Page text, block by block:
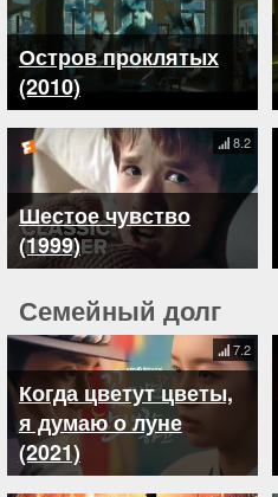
Остров проклятых
(2010)
Шестое чувство
(1999)
8.2
Семейный долг
Когда цветут цветы,
я думаю о луне
(2021)
7.2